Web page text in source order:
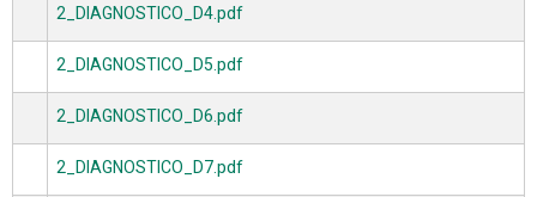
2_DIAGNOSTICO_D4.pdf
2_DIAGNOSTICO_D5.pdf
2_DIAGNOSTICO_D6.pdf
2_DIAGNOSTICO_D7.pdf